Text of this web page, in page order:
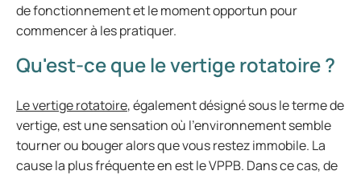
de fonctionnement et le moment opportun pour
commencer à les pratiquer.
Qu'est-ce que le vertige rotatoire ?
Le vertige rotatoire, également désigné sous le terme de
vertige, est une sensation où l'environnement semble
tourner ou bouger alors que vous restez immobile. La
cause la plus fréquente en est le VPPB. Dans ce cas, de